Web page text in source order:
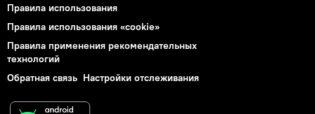
Правила использования
Правила использования «cookie»
Правила применения рекомендательных
технологий
Обратная связь Настройки отслеживания